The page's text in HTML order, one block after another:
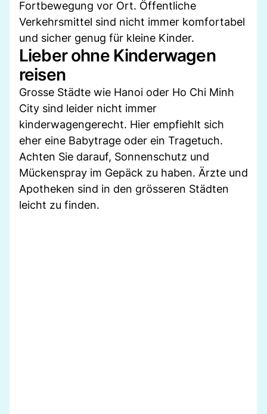
Fortbewegung vor Ort. Öffentliche
Verkehrsmittel sind nicht immer komfortabel
und sicher genug für kleine Kinder.
Lieber ohne Kinderwagen
reisen
Grosse Städte wie Hanoi oder Ho Chi Minh
City sind leider nicht immer
kinderwagengerecht. Hier empfiehlt sich
eher eine Babytrage oder ein Tragetuch.
Achten Sie darauf, Sonnenschutz und
Mückenspray im Gepäck zu haben. Ärzte und
Apotheken sind in den grösseren Städten
leicht zu finden.